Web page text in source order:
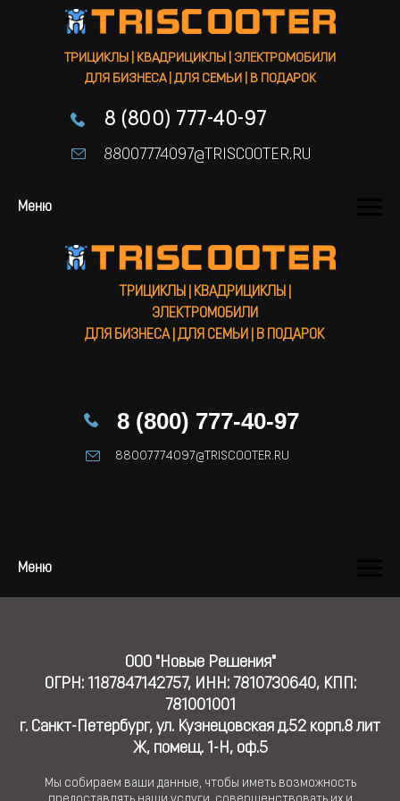
8 (800) 777-40-97
ТРИЦИКЛЫ | КВАДРИЦИКЛЫ | ЭЛЕКТРОМОБИЛИ
ДЛЯ БИЗНЕСА | ДЛЯ СЕМЬИ | В ПОДАРОК
88007774097@TRISCOOTER.RU
Меню
8 (800) 777-40-97
ТРИЦИКЛЫ | КВАДРИЦИКЛЫ |
ЭЛЕКТРОМОБИЛИ
ДЛЯ БИЗНЕСА | ДЛЯ СЕМЬИ | В ПОДАРОК
88007774097@TRISCOOTER.RU
Меню
ООО "Новые Решения"
ОГРН: 1187847142757, ИНН: 7810730640, КПП:
781001001
г. Санкт-Петербург, ул. Кузнецовская д.52 корп.8 лит
Ж, помещ. 1-Н, оф.5
Мы собираем ваши данные, чтобы иметь возможность